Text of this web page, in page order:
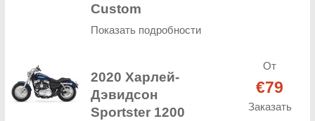
Custom
Показать подробности
2020 Харлей-
Дэвидсон
Sportster 1200
От
€79
Заказать